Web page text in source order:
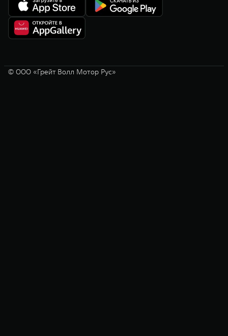
© ООО «Грейт Волл Мотор Рус»